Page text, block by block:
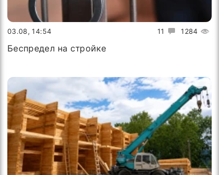
11 1284
03.08, 14:54
Беспредел на стройке